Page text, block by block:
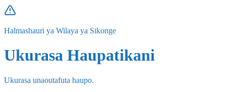
Halmashauri ya Wilaya ya Sikonge
Ukurasa Haupatikani
Ukurasa unaoutafuta haupo.